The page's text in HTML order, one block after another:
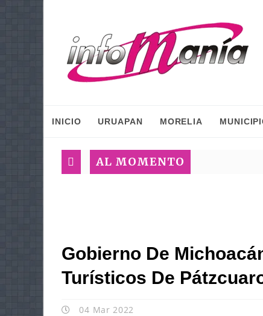
INICIO URUAPAN MORELIA
AL MOMENTO
Gobierno De
Turísticos De
04 Mar 2022